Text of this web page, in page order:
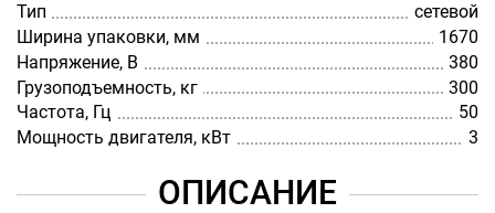
Тип
сетевой
Ширина упаковки, мм
1670
Напряжение, В
380
Грузоподъемность, кг
300
Частота, Гц
50
Мощность двигателя, кВт
3
ОПИСАНИЕ